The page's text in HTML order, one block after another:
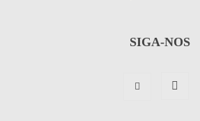
SIGA-NOS